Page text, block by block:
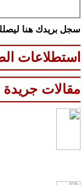
سجل بريدك هنا
استطلاعات
مقالات